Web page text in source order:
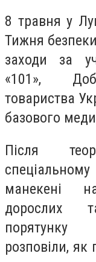
8 травня у
Тижня
заходи за
«101»,
товариства
базового
Після
манекені
дорослих
порятунку
розповіли, як